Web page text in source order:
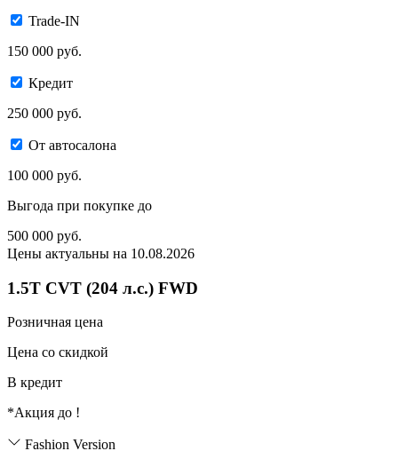
Trade-IN
150 000 руб.
Кредит
250 000 руб.
От автосалона
100 000 руб.
Выгода при покупке до
500 000 руб.
Цены актуальны на 10.08.2026
1.5T CVT (204 л.с.) FWD
Розничная цена
Цена со скидкой
В кредит
*Акция до !
Fashion Version